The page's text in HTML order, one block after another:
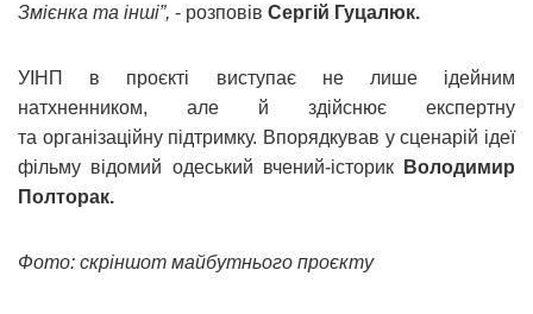
Змієнка та інші”, - розповів Сергій Гуцалюк.
УІНП в проєкті виступає не лише ідейним
натхненником, але й здійснює експертну
та організаційну підтримку. Впорядкував у сценарій ідеї
фільму відомий одеський вчений-історик
Володимир
Полторак.
Фото: скріншот майбутнього проєкту